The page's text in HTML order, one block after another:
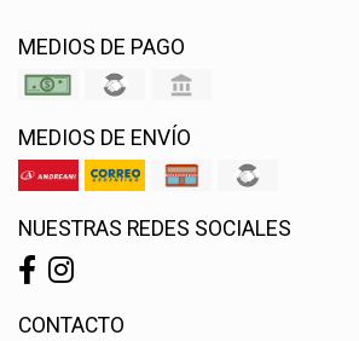
MEDIOS DE PAGO
MEDIOS DE ENVÍO
NUESTRAS REDES SOCIALES
CONTACTO